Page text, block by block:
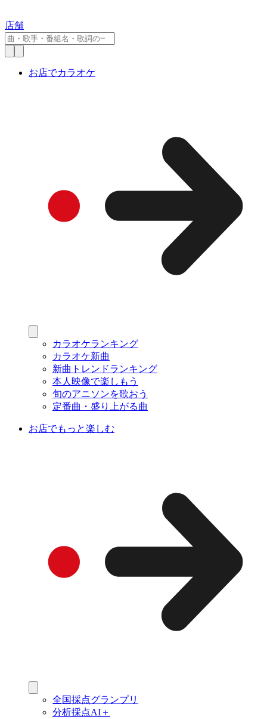
店舗
お店でカラオケ
カラオケランキング
カラオケ新曲
新曲トレンドランキング
本人映像で楽しもう
旬のアニソンを歌おう
定番曲・盛り上がる曲
お店でもっと楽しむ
全国採点グランプリ
分析採点AI＋